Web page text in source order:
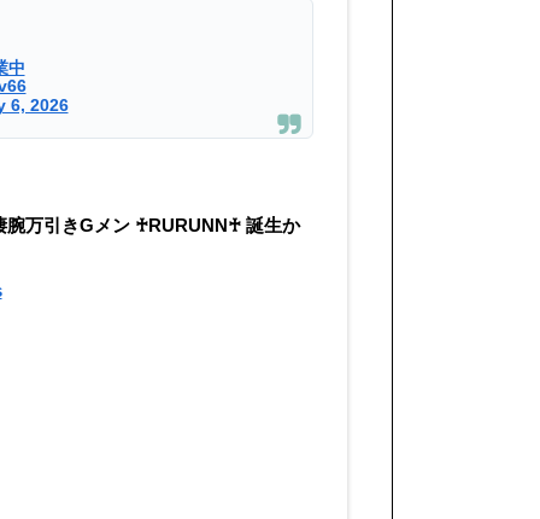
中
6, 2026
万引きGメン ♰RURUNN♰ 誕生か